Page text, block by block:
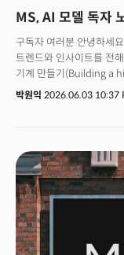
MS, AI 모델 독자
구독자 여러분 안녕하세
트렌드와 인사이트를 전
기계 만들기(Building a
술레이만 마이크로소프트
컴퓨팅 자원과 더 나은
발전해 나가겠다는 포부
따로 있었습니다. “우리
않는다. 데이터, 보상, 평
슈퍼인텔리전스 팀을 구
구축하겠다는 강력한 선
오픈AI 역시 AWS에 모델
박원익 2026.06.03 10:37